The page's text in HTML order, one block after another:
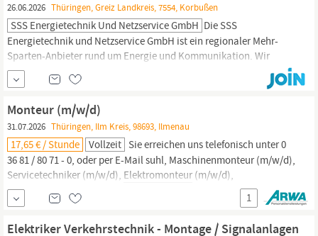
26.06.2026 Thüringen, Greiz Landkreis, 7554, Korbußen
SSS Energietechnik Und Netzservice GmbH Die SSS
Energietechnik und Netzservice GmbH ist ein regionaler Mehr-
Sparten-Anbieter rund um Energie und Kommunikation. Wir
liefern alle Leistungen rund um Strom-, Gas- und
Kommunikationsnetze aus einer Hand. Die SSS Gruppe ist eine
mittelständische, familiengeführte Unternehmensgruppe mit
über 600 Mitarbeitern in mehr als 30 Standorten. Mit fünf
operativen...
Monteur (m/w/d)
31.07.2026 Thüringen, Ilm Kreis, 98693, Ilmenau
17,65 € / Stunde Vollzeit Sie erreichen uns telefonisch unter 0
36 81 / 80 71 - 0, oder per E-Mail suhl, Maschinenmonteur (m/w/d),
Servicetechniker (m/w/d), Elektromonteur (m/w/d),
Kfz‑Mechaniker (m/w/d), Industriemechaniker (m/w/d), Bau‑ und
Montagefacharbeiter (m/w/d) oder Verfahrensmechaniker
1
Elektriker Verkehrstechnik - Montage / Signalanlagen